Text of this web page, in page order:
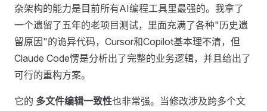
杂架构的能力是目前所有AI编程工具里最强的。我拿了
一个遗留了五年的老项目测试，里面充满了各种"历史遗
留原因"的诡异代码，Cursor和Copilot基本理不清，但
Claude Code愣是分析出了完整的业务逻辑，并且给出了
可行的重构方案。
它的 多文件编辑一致性也非常强。当修改涉及跨多个文